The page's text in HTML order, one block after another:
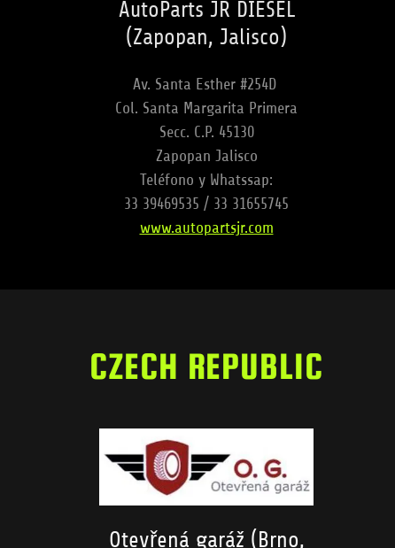
AutoParts JR DIESEL
(Zapopan, Jalisco)
Av. Santa Esther #254D
Col. Santa Margarita Primera
Secc. C.P. 45130
Zapopan Jalisco
Teléfono y Whatssap:
33 39469535 / 33 31655745
www.autopartsjr.com
CZECH REPUBLIC
Otevřená garáž (Brno,